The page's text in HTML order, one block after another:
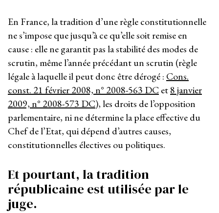
En France, la tradition d’une règle constitutionnelle
ne s’impose que jusqu’à ce qu’elle soit remise en
cause : elle ne garantit pas la stabilité des modes de
scrutin, même l’année précédant un scrutin (règle
légale à laquelle il peut donc être dérogé : Cons.
const. 21 février 2008, n° 2008-563 DC et8 janvier
2009, n° 2008-573 DC), les droits de l’opposition
parlementaire, ni ne détermine la place effective du
Chef de l’Etat, qui dépend d’autres causes,
constitutionnelles électives ou politiques.
Et pourtant, la tradition
républicaine est utilisée par le
juge.